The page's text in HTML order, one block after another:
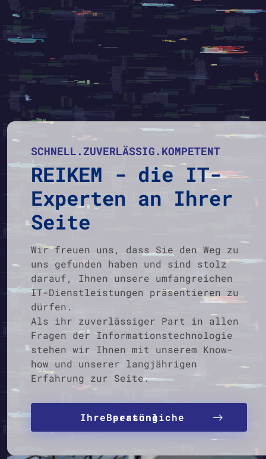
SCHNELL.ZUVERLÄSSIG.KOMPETENT
REIKEM - die IT-
Experten an Ihrer
Seite
Wir freuen uns, dass Sie den Weg zu
uns gefunden haben und sind stolz
darauf, Ihnen unsere umfangreichen
IT-Dienstleistungen präsentieren zu
dürfen.
Als ihr zuverlässiger Part in allen
Fragen der Informationstechnologie
stehen wir Ihnen mit unserem Know-
how und unserer langjährigen
Erfahrung zur Seite.
Ihre persönliche Beratung